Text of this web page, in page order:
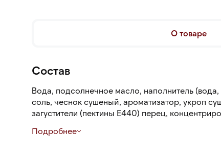
О товаре
Состав
Вода, подсолнечное масло, наполнитель
соль, чеснок сушеный, ароматизатор, укроп
загустители (пектины Е440) перец,
консервант сорбат калия, ароматизатор
Подробнее